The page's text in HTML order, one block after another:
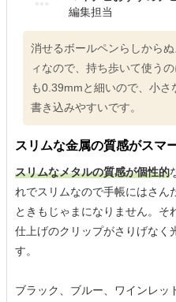
編集担当
消せるボールペンらしから
ィなので、持ち歩いて使う
も0.39mmと細いので、小
書き込みやすいです。
スリムな金属の質感がスマ
スリムなメタルの質感が個性的
れでスリムなので手帳にはさん
ときもじゃまになりません。
仕上げのクリップがさりげなく
す。
ブラック、ブルー、ワインレッ